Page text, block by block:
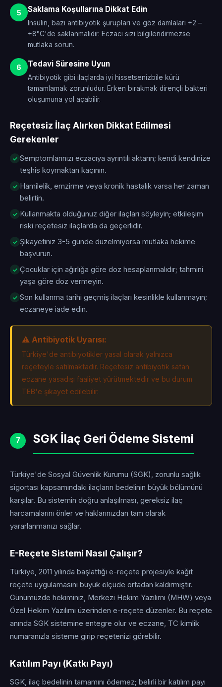
5 Saklama Koşullarına Dikkat Edin
Insülin, bazı antibiyotik şurupları ve göz damlaları +2 –
+8°C'de saklanmalıdır. Eczacı sizi bilgilendirmezse
mutlaka sorun.
6 Tedavi Süresine Uyun
Antibiyotik gibi ilaçlarda iyi hissetsenizbile kürü
tamamlamak zorunludur. Erken bırakmak dirençli bakteri
oluşumuna yol açabilir.
Reçetesiz İlaç Alırken Dikkat Edilmesi
Gerekenler
Semptomlarınızı eczacıya ayrıntılı aktarın; kendi kendinize
teşhis koymaktan kaçının.
Hamilelik, emzirme veya kronik hastalık varsa her zaman
belirtin.
Kullanmakta olduğunuz diğer ilaçları söyleyin; etkileşim
riski reçetesiz ilaçlarda da geçerlidir.
Şikayetiniz 3-5 günde düzelmiyorsa mutlaka hekime
başvurun.
Çocuklar için ağırlığa göre doz hesaplanmalıdır; tahmini
yaşa göre doz vermeyin.
Son kullanma tarihi geçmiş ilaçları kesinlikle kullanmayın;
eczaneye iade edin.
⚠️ Antibiyotik Uyarısı:
Türkiye'de antibiyotikler yasal olarak yalnızca
reçeteyle satılmaktadır. Reçetesiz antibiyotik satan
eczane yasadışı faaliyet yürütmektedir ve bu durum
TEB'e şikayet edilebilir.
7 SGK İlaç Geri Ödeme Sistemi
Türkiye'de Sosyal Güvenlik Kurumu (SGK), zorunlu sağlık
sigortası kapsamındaki ilaçların bedelinin büyük bölümünü
karşılar. Bu sistemin doğru anlaşılması, gereksiz ilaç
harcamalarını önler ve haklarınızdan tam olarak
yararlanmanızı sağlar.
E-Reçete Sistemi Nasıl Çalışır?
Türkiye, 2011 yılında başlattığı e-reçete projesiyle kağıt
reçete uygulamasını büyük ölçüde ortadan kaldırmıştır.
Günümüzde hekiminiz, Merkezi Hekim Yazılımı (MHW) veya
Özel Hekim Yazılımı üzerinden e-reçete düzenler. Bu reçete
anında SGK sistemine entegre olur ve eczane, TC kimlik
numaranızla sisteme girip reçetenizi görebilir.
Katılım Payı (Katkı Payı)
SGK, ilaç bedelinin tamamını ödemez; belirli bir katılım payı